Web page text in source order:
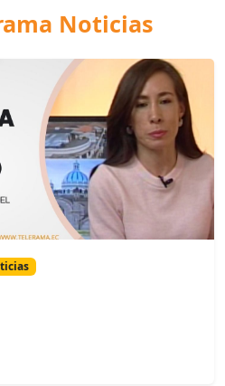
Noticias